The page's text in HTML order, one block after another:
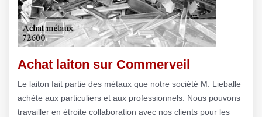
Achat laiton sur Commerveil
Le laiton fait partie des métaux que notre société M. Lieballe
achète aux particuliers et aux professionnels. Nous pouvons
travailler en étroite collaboration avec nos clients pour les